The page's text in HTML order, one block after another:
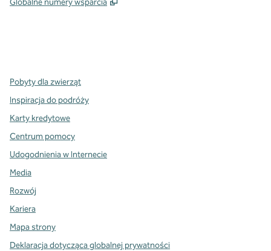
Globalne numery wsparcia
Pobyty dla zwierząt
Inspiracja do podróży
Karty kredytowe
Centrum pomocy
Udogodnienia w Internecie
Media
Rozwój
Kariera
Mapa strony
Deklaracja dotycząca globalnej prywatności